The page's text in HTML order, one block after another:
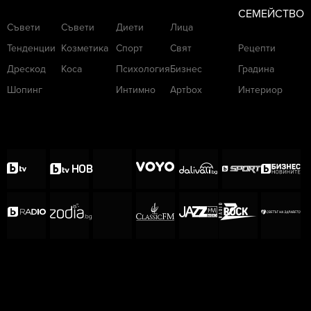
Съвети
Тенденции
Дрескод
Шопинг
Съвети
Козметика
Коса
Диети
Спорт
Психология
Интимно
Лица
Свят
Бизнес
Артbox
СЕМЕЙСТВО
Рецепти
Градина
Интериор